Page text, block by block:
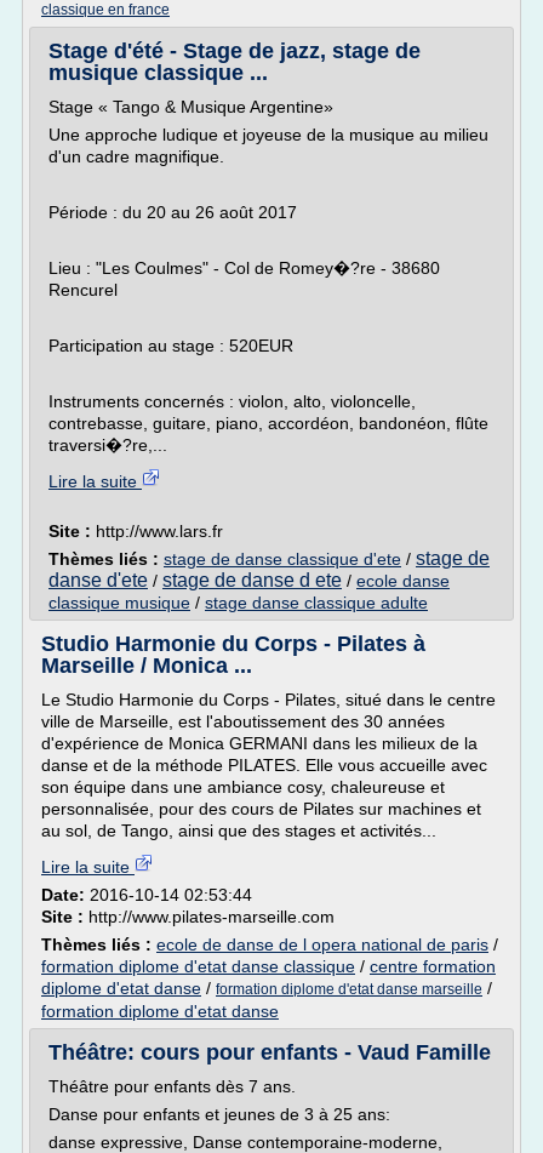
classique en france
Stage d'été - Stage de jazz, stage de
musique classique ...
Stage « Tango & Musique Argentine»
Une approche ludique et joyeuse de la musique au milieu
d'un cadre magnifique.
Période : du 20 au 26 août 2017
Lieu : "Les Coulmes" - Col de Romey�?re - 38680
Rencurel
Participation au stage : 520EUR
Instruments concernés : violon, alto, violoncelle,
contrebasse, guitare, piano, accordéon, bandonéon, flûte
traversi�?re,...
Lire la suite
Site : http://www.lars.fr
Thèmes liés : stage de danse classique d'ete / stage de
danse d'ete / stage de danse d ete / ecole danse
classique musique / stage danse classique adulte
Studio Harmonie du Corps - Pilates à
Marseille / Monica ...
Le Studio Harmonie du Corps - Pilates, situé dans le centre
ville de Marseille, est l'aboutissement des 30 années
d'expérience de Monica GERMANI dans les milieux de la
danse et de la méthode PILATES. Elle vous accueille avec
son équipe dans une ambiance cosy, chaleureuse et
personnalisée, pour des cours de Pilates sur machines et
au sol, de Tango, ainsi que des stages et activités...
Lire la suite
Date: 2016-10-14 02:53:44
Site : http://www.pilates-marseille.com
Thèmes liés : ecole de danse de l opera national de paris /
formation diplome d'etat danse classique / centre formation
diplome d'etat danse / formation diplome d'etat danse marseille /
formation diplome d'etat danse
Théâtre: cours pour enfants - Vaud Famille
Théâtre pour enfants dès 7 ans.
Danse pour enfants et jeunes de 3 à 25 ans:
danse expressive, Danse contemporaine-moderne,